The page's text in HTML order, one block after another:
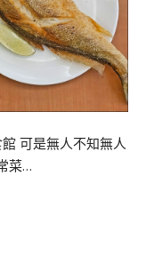
可是無人不知無人
菜…